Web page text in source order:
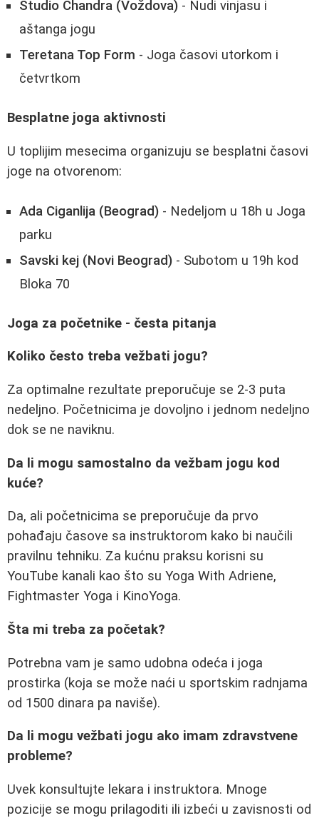
Studio Chandra (Voždova) - Nudi vinjasu i
aštanga jogu
Teretana Top Form - Joga časovi utorkom i
četvrtkom
Besplatne joga aktivnosti
U toplijim mesecima organizuju se besplatni časovi
joge na otvorenom:
Ada Ciganlija (Beograd) - Nedeljom u 18h u Joga
parku
Savski kej (Novi Beograd) - Subotom u 19h kod
Bloka 70
Joga za početnike - česta pitanja
Koliko često treba vežbati jogu?
Za optimalne rezultate preporučuje se 2-3 puta
nedeljno. Početnicima je dovoljno i jednom nedeljno
dok se ne naviknu.
Da li mogu samostalno da vežbam jogu kod
kuće?
Da, ali početnicima se preporučuje da prvo
pohađaju časove sa instruktorom kako bi naučili
pravilnu tehniku. Za kućnu praksu korisni su
YouTube kanali kao što su Yoga With Adriene,
Fightmaster Yoga i KinoYoga.
Šta mi treba za početak?
Potrebna vam je samo udobna odeća i joga
prostirka (koja se može naći u sportskim radnjama
od 1500 dinara pa naviše).
Da li mogu vežbati jogu ako imam zdravstvene
probleme?
Uvek konsultujte lekara i instruktora. Mnoge
pozicije se mogu prilagoditi ili izbeći u zavisnosti od